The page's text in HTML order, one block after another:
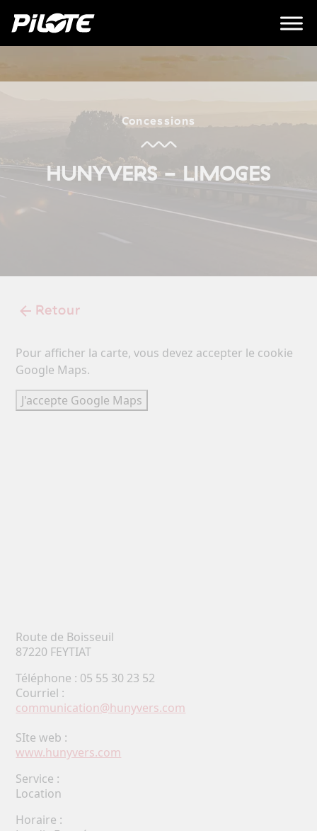
Concessions
HUNYVERS - LIMOGES
Retour
Pour afficher la carte, vous devez accepter le cookie
Google Maps.
J'accepte Google Maps
Route de Boisseuil
87220 FEYTIAT
Téléphone : 05 55 30 23 52
Courriel :
communication@hunyvers.com
SIte web :
www.hunyvers.com
Service :
Location
Horaire :